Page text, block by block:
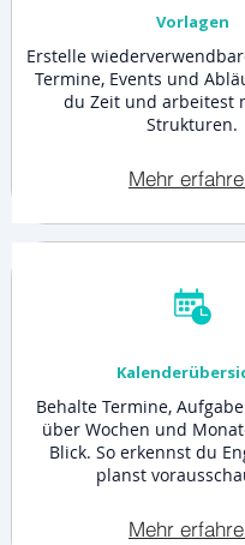
Vorlagen
Erstelle
Termine, Events und
du Zeit und arbeitest
Strukturen.
Mehr
Behalte Termine,
über Wochen und
Blick. So erkennst du
planst
Mehr